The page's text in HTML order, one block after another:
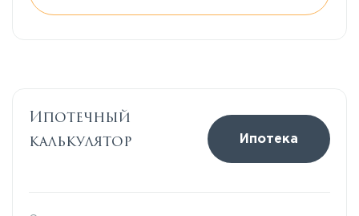
Ипотечный
калькулятор
Ипотека